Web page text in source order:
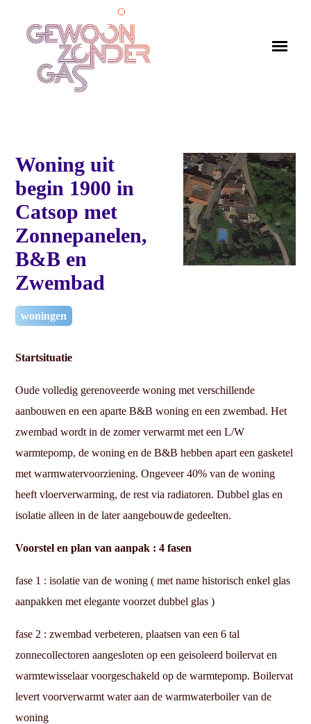
Woning uit
begin 1900 in
Catsop met
Zonnepanelen,
B&B en
Zwembad
woningen
Startsituatie
Oude volledig gerenoveerde woning met verschillende
aanbouwen en een aparte B&B woning en een zwembad. Het
zwembad wordt in de zomer verwarmt met een L/W
warmtepomp, de woning en de B&B hebben apart een gasketel
met warmwatervoorziening. Ongeveer 40% van de woning
heeft vloerverwarming, de rest via radiatoren. Dubbel glas en
isolatie alleen in de later aangebouwde gedeelten.
Voorstel en plan van aanpak : 4 fasen
fase 1 : isolatie van de woning ( met name historisch enkel glas
aanpakken met elegante voorzet dubbel glas )
fase 2 : zwembad verbeteren, plaatsen van een 6 tal
zonnecollectoren aangesloten op een geisoleerd boilervat en
warmtewisselaar voorgeschakeld op de warmtepomp. Boilervat
levert voorverwarmt water aan de warmwaterboiler van de
woning